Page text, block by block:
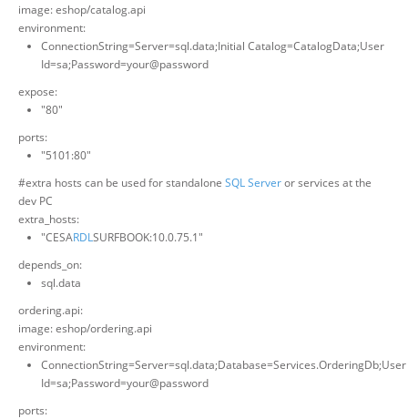
image: eshop/catalog.api
environment:
ConnectionString=Server=sql.data;Initial Catalog=CatalogData;User
Id=sa;Password=your@password
expose:
"80"
ports:
"5101:80"
#extra hosts can be used for standalone SQL Serveror services at the
dev PC
extra_hosts:
"CESARDLSURFBOOK:10.0.75.1"
depends_on:
sql.data
ordering.api:
image: eshop/ordering.api
environment:
ConnectionString=Server=sql.data;Database=Services.OrderingDb;User
Id=sa;Password=your@password
ports: